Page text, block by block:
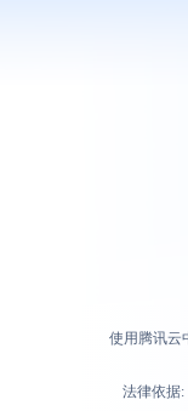
使用腾讯云
法律依据: